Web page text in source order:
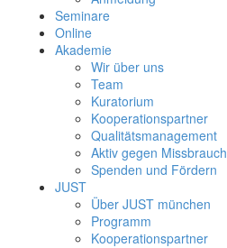
Seminare
Online
Akademie
Wir über uns
Team
Kuratorium
Kooperationspartner
Qualitätsmanagement
Aktiv gegen Missbrauch
Spenden und Fördern
JUST
Über JUST münchen
Programm
Kooperationspartner